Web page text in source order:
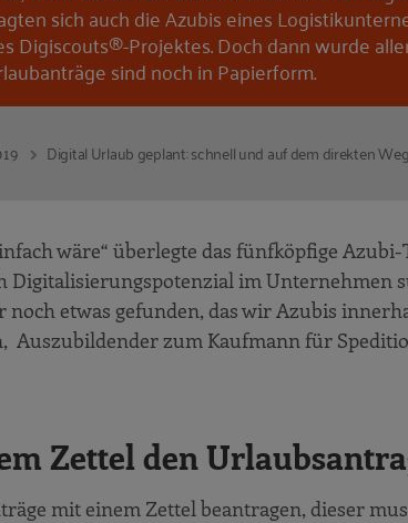
sich auch die Azubis eines
Digiscouts®-Projektes. Doch dann wurde
sind noch in Papierform.
Digital Urlaub geplant: schnell und auf dem direkten Weg
wäre“ überlegte das fünfköpfige Azubi-
Digitalisierungspotenzial im Unternehmen
etwas gefunden, das wir Azubis
Auszubildender zum Kaufmann für
Zettel den
mit einem Zettel beantragen, dieser